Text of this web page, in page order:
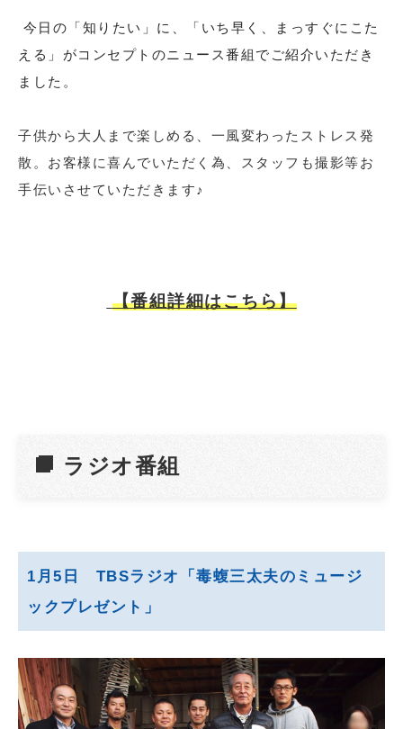
今日の「知りたい」に、「いち早く、まっすぐにこた
える」がコンセプトのニュース番組でご紹介いただき
ました。
子供から大人まで楽しめる、一風変わったストレス発
散。お客様に喜んでいただく為、スタッフも撮影等お
手伝いさせていただきます♪
【番組詳細はこちら】
ラジオ番組
1月5日 TBSラジオ「毒蝮三太夫のミュージ
ックプレゼント」